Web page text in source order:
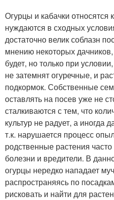
Огурцы и кабачки
нуждаются в сходных
достаточно велик соблазн
мнению некоторых
будет, но только при
не затемнят огуречные, и
подкормок. Собственные
оставлять на посев уже не
сталкиваются с тем, что
культур не радует, а иногда
т.к. нарушается процесс
родственные растения
болезни и вредители. В
огурцы нередко нападает
распространяясь по
рисковать и найти для